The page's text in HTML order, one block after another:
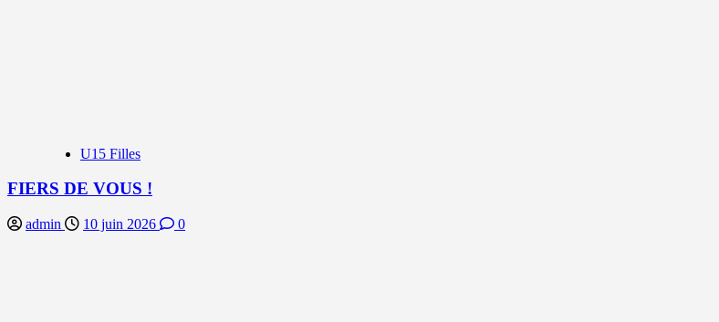
U15 Filles
FIERS DE VOUS !
admin 10 juin 2026 0